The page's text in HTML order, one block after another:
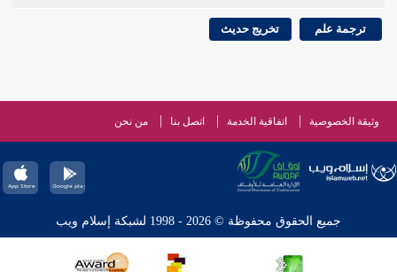
ترجمة علم تخريج حديث
وثيقة الخصوصية اتفاقية الخدمة اتصل بنا من نحن
جميع الحقوق محفوظة © 2026 - 1998 لشبكة إسلام ويب